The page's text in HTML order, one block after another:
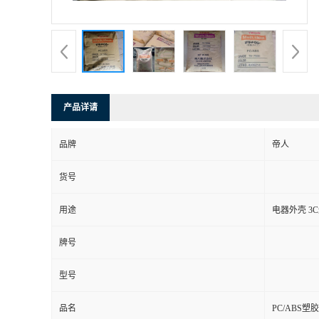
产品详请
品牌 帝人
货号
用途 电器外壳
牌号
型号
品名 PC/ABS塑